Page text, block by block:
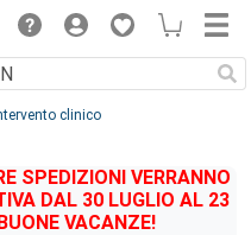
clinico
SPEDIZIONI VERRANNO
DAL 30 LUGLIO AL 23
VACANZE!